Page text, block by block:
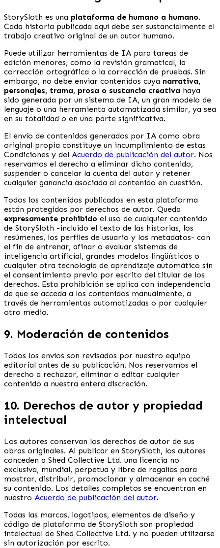
StorySloth es una plataforma de humano a humano.
Cada historia publicada aquí debe ser sustancialmente el
trabajo creativo original de un autor humano.
Puede utilizar herramientas de IA para tareas de
edición menores, como la revisión gramatical, la
corrección ortográfica o la corrección de pruebas. Sin
embargo, no debe enviar contenidos cuya narrativa,
personajes, trama, prosa o sustancia creativa haya
sido generada por un sistema de IA, un gran modelo de
lenguaje o una herramienta automatizada similar, ya sea
en su totalidad o en una parte significativa.
El envío de contenidos generados por IA como obra
original propia constituye un incumplimiento de estas
Condiciones y del Acuerdo de publicación del autor. Nos
reservamos el derecho a eliminar dicho contenido,
suspender o cancelar la cuenta del autor y retener
cualquier ganancia asociada al contenido en cuestión.
Todos los contenidos publicados en esta plataforma
están protegidos por derechos de autor. Queda
expresamente prohibido el uso de cualquier contenido
de StorySloth -incluido el texto de las historias, los
resúmenes, los perfiles de usuario y los metadatos- con
el fin de entrenar, afinar o evaluar sistemas de
inteligencia artificial, grandes modelos lingüísticos o
cualquier otra tecnología de aprendizaje automático sin
el consentimiento previo por escrito del titular de los
derechos. Esta prohibición se aplica con independencia
de que se acceda a los contenidos manualmente, a
través de herramientas automatizadas o por cualquier
otro medio.
9. Moderación de contenidos
Todos los envíos son revisados por nuestro equipo
editorial antes de su publicación. Nos reservamos el
derecho a rechazar, eliminar o editar cualquier
contenido a nuestra entera discreción.
10. Derechos de autor y propiedad
intelectual
Los autores conservan los derechos de autor de sus
obras originales. Al publicar en StorySloth, los autores
conceden a Shed Collective Ltd. una licencia no
exclusiva, mundial, perpetua y libre de regalías para
mostrar, distribuir, promocionar y almacenar en caché
su contenido. Los detalles completos se encuentran en
nuestro Acuerdo de publicación del autor.
Todas las marcas, logotipos, elementos de diseño y
código de plataforma de StorySloth son propiedad
intelectual de Shed Collective Ltd. y no pueden utilizarse
sin autorización por escrito.